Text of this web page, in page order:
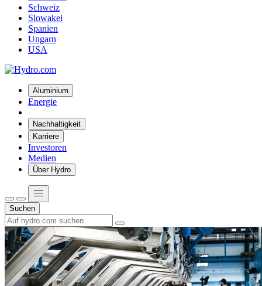
Schweiz
Slowakei
Spanien
Ungarn
USA
Aluminium
Energie
Nachhaltigkeit
Karriere
Investoren
Medien
Über Hydro
Suchen